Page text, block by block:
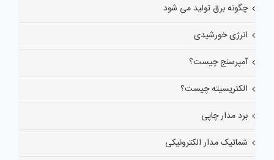
چگونه برق تولید می شود
انرژی خورشیدی
آمپرسنج چیست؟
الکتریسیته چیست؟
برد مدار چاپی
شماتیک مدار الکترونیکی